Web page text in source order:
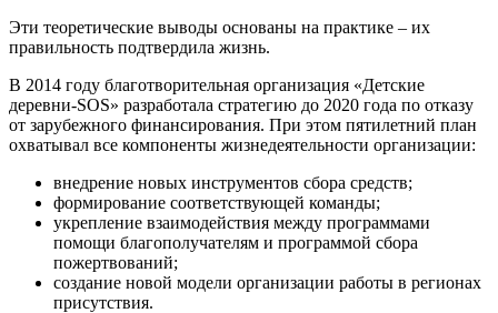
Эти теоретические выводы основаны на практике – их
правильность подтвердила жизнь.
В 2014 году благотворительная организация «Детские
деревни-SOS» разработала стратегию до 2020 года по отказу
от зарубежного финансирования. При этом пятилетний план
охватывал все компоненты жизнедеятельности организации:
внедрение новых инструментов сбора средств;
формирование соответствующей команды;
укрепление взаимодействия между программами
помощи благополучателям и программой сбора
пожертвований;
создание новой модели организации работы в регионах
присутствия.